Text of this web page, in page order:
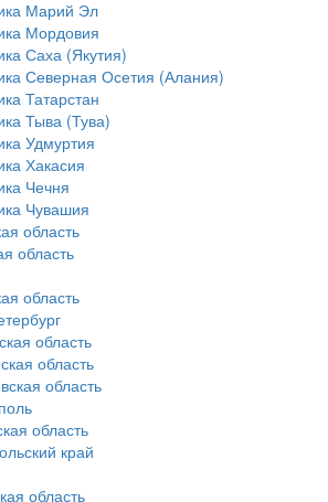
Марий Эл
Мордовия
Саха (Якутия)
Северная Осетия (Алания)
Татарстан
Тыва (Тува)
Удмуртия
Хакасия
Чечня
Чувашия
область
область
область
область
область
область
область
край
область